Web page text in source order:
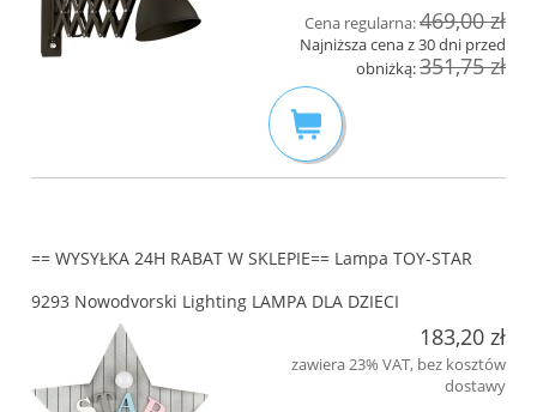
Cena regularna:469,00 zł
Najniższa cena z 30 dni przed
obniżką:351,75 zł
== WYSYŁKA 24H RABAT W SKLEPIE== Lampa TOY-STAR
9293 Nowodvorski Lighting LAMPA DLA DZIECI
183,20 zł
zawiera 23% VAT, bez kosztów
dostawy